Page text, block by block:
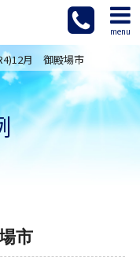
menu
月 御殿場市
市